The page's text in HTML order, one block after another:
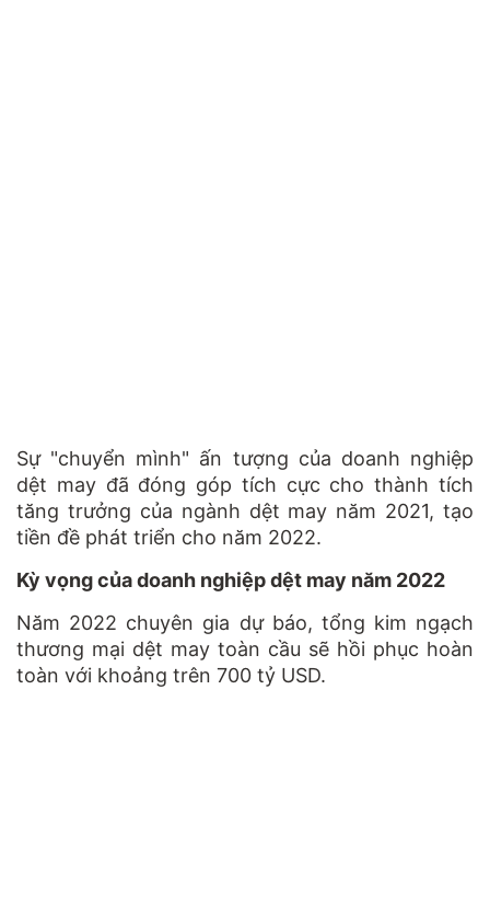
Sự "chuyển mình" ấn tượng của doanh nghiệp
dệt may đã đóng góp tích cực cho thành tích
tăng trưởng của ngành dệt may năm 2021, tạo
tiền đề phát triển cho năm 2022.
Kỳ vọng của doanh nghiệp dệt may năm 2022
Năm 2022 chuyên gia dự báo, tổng kim ngạch
thương mại dệt may toàn cầu sẽ hồi phục hoàn
toàn với khoảng trên 700 tỷ USD.